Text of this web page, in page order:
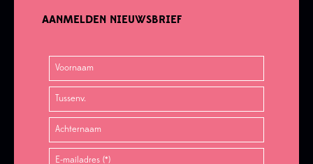
AANMELDEN NIEUWSBRIEF